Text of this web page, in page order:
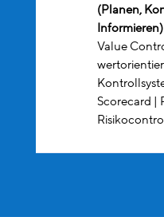
(Planen,
Value
Scorecard |